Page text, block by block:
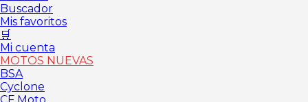
Buscador
Mis favoritos
🛒
Mi cuenta
MOTOS NUEVAS
BSA
Cyclone